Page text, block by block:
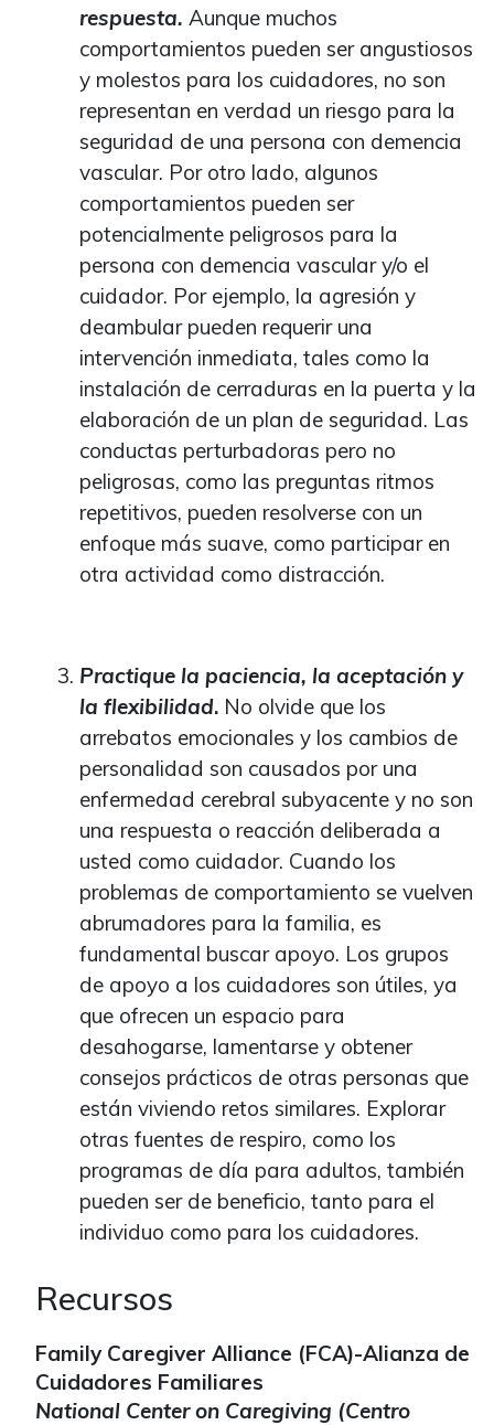
respuesta. Aunque muchos
comportamientos pueden ser angustiosos
y molestos para los cuidadores, no son
representan en verdad un riesgo para la
seguridad de una persona con demencia
vascular. Por otro lado, algunos
comportamientos pueden ser
potencialmente peligrosos para la
persona con demencia vascular y/o el
cuidador. Por ejemplo, la agresión y
deambular pueden requerir una
intervención inmediata, tales como la
instalación de cerraduras en la puerta y la
elaboración de un plan de seguridad. Las
conductas perturbadoras pero no
peligrosas, como las preguntas ritmos
repetitivos, pueden resolverse con un
enfoque más suave, como participar en
otra actividad como distracción.
Practique la paciencia, la aceptación y
la flexibilidad. No olvide que los
arrebatos emocionales y los cambios de
personalidad son causados por una
enfermedad cerebral subyacente y no son
una respuesta o reacción deliberada a
usted como cuidador. Cuando los
problemas de comportamiento se vuelven
abrumadores para la familia, es
fundamental buscar apoyo. Los grupos
de apoyo a los cuidadores son útiles, ya
que ofrecen un espacio para
desahogarse, lamentarse y obtener
consejos prácticos de otras personas que
están viviendo retos similares. Explorar
otras fuentes de respiro, como los
programas de día para adultos, también
pueden ser de beneficio, tanto para el
individuo como para los cuidadores.
Recursos
Family Caregiver Alliance (FCA)-Alianza de
Cuidadores Familiares
National Center on Caregiving (Centro